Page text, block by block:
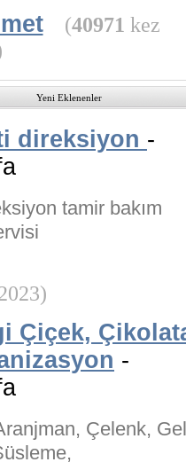
(40971 kez
Yeni Eklenenler
direksiyon -
tamir bakım
Çiçek,
-
Çelenk,